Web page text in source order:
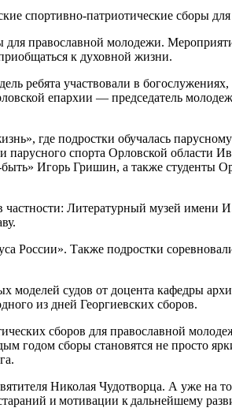
православной молодежи.
к духовной жизни.
ребята участвовали в
епархии — председатель
где подростки обучалась
спорта Орловской области
Игорь Гришин, а также студенты
Литературный музей
России». Также подростки
моделей судов от доцента кафедры
из дней Георгиевских сборов.
сборов для православной
годом сборы становятся не просто
Николая Чудотворца. А уже на
и мотивации к дальнейшему